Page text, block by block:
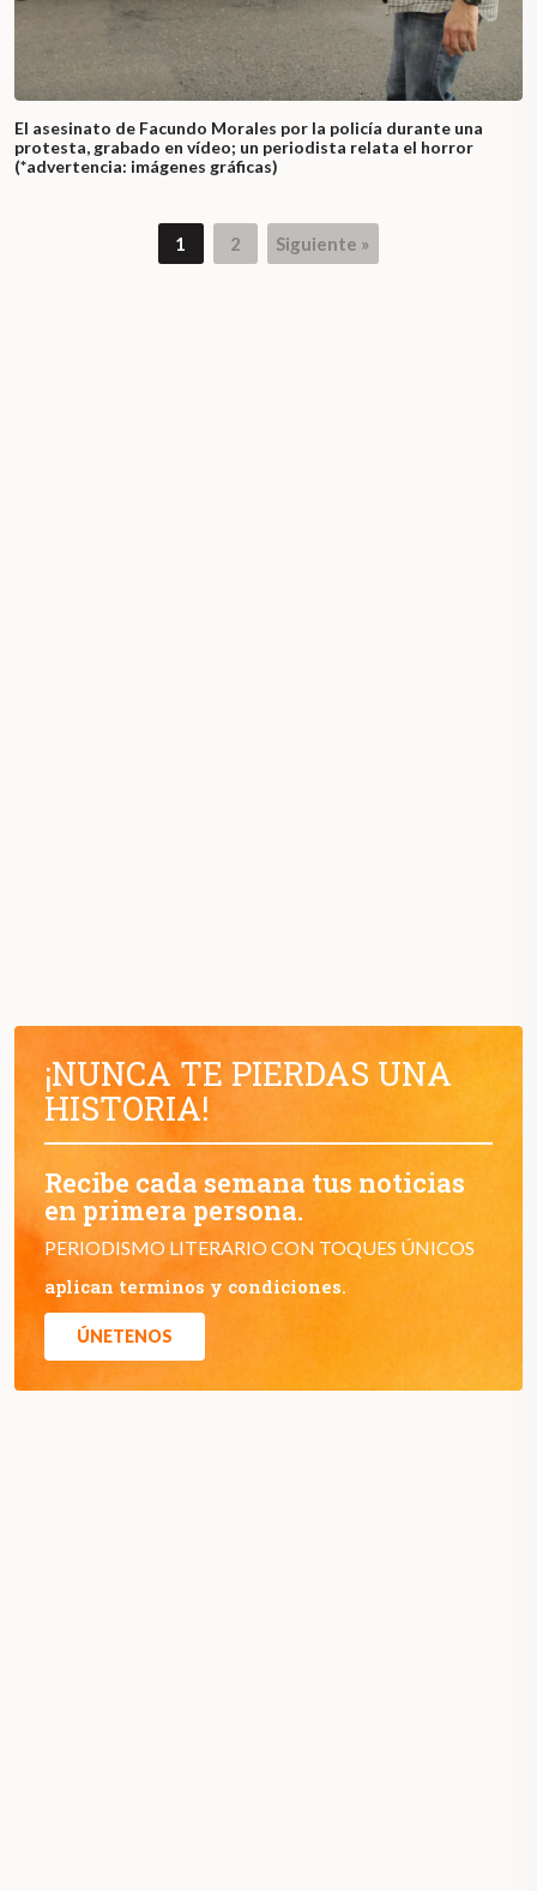
El asesinato de Facundo Morales por la policía durante una
protesta, grabado en vídeo; un periodista relata el horror
(*advertencia: imágenes gráficas)
1 2 Siguiente »
¡NUNCA TE PIERDAS UNA
HISTORIA!
Recibe cada semana tus noticias
en primera persona.
PERIODISMO LITERARIO CON TOQUES ÚNICOS
aplican terminos y condiciones.
ÚNETENOS